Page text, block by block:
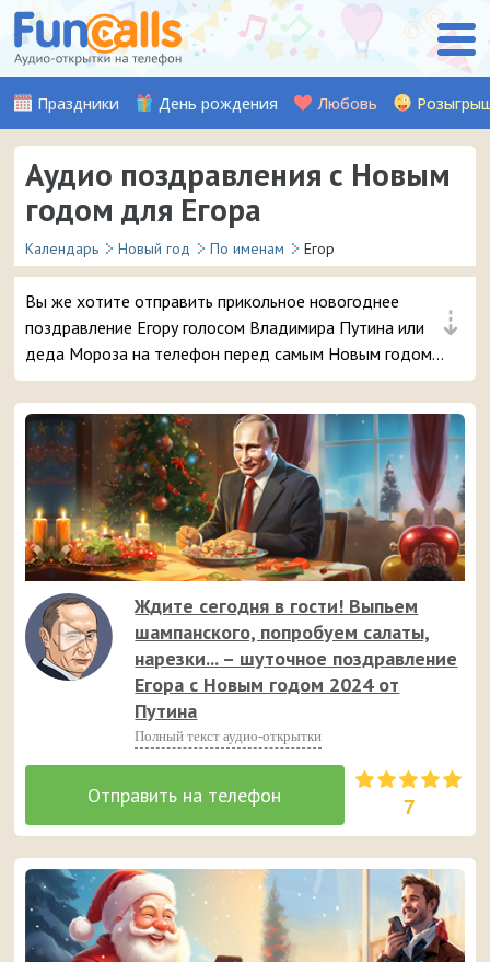
Праздники День рождения Любовь
Аудио поздравления с Новым
годом для Егора
Календарь Новый год По именам Егор
⇣
Вы же хотите отправить прикольное новогоднее
поздравление Егору голосом Владимира Путина или
деда Мороза на телефон перед самым Новым годом?
😜 Обещаем, ему точно понравится – и неожиданный
звонок и такое доброе аудио поздравление 🔥 👏
Ждите сегодня в гости! Выпьем
шампанского, попробуем салаты,
нарезки... – шуточное поздравление
Егора с Новым годом 2024 от
Путина
Полный текст аудио-открытки
7